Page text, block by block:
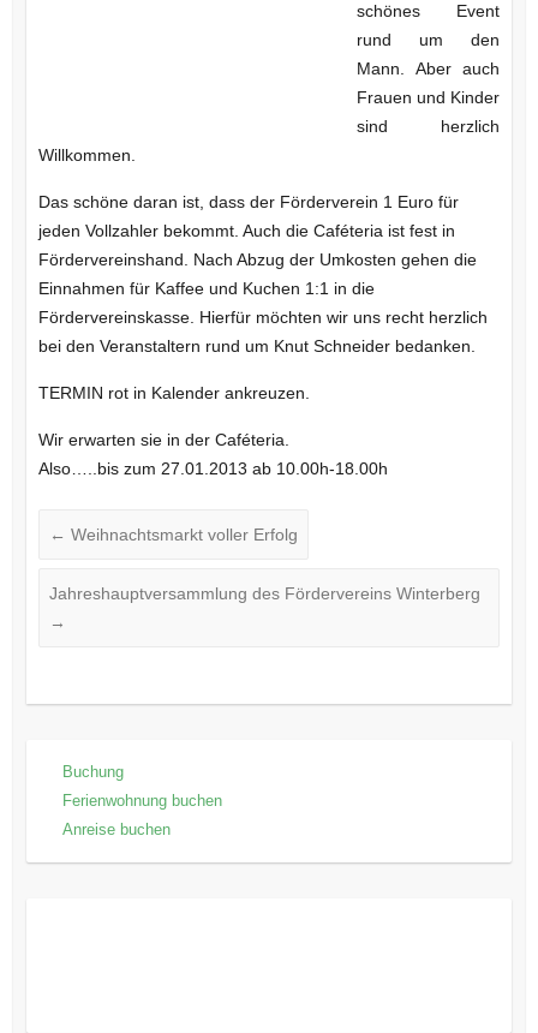
schönes Event
rund um den
Mann. Aber auch
Frauen und Kinder
sind herzlich
Willkommen.
Das schöne daran ist, dass der Förderverein 1 Euro für
jeden Vollzahler bekommt. Auch die Caféteria ist fest in
Fördervereinshand. Nach Abzug der Umkosten gehen die
Einnahmen für Kaffee und Kuchen 1:1 in die
Fördervereinskasse. Hierfür möchten wir uns recht herzlich
bei den Veranstaltern rund um Knut Schneider bedanken.
TERMIN rot in Kalender ankreuzen.
Wir erwarten sie in der Caféteria.
Also…..bis zum 27.01.2013 ab 10.00h-18.00h
← Weihnachtsmarkt voller Erfolg
Jahreshauptversammlung des Fördervereins Winterberg
→
Buchung
Ferienwohnung buchen
Anreise buchen